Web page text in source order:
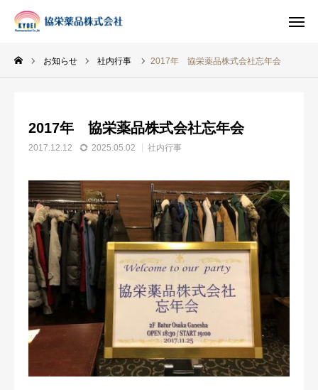
お知らせ 社内行事 2017年 協栄薬品株式会社忘年会
2017年 協栄薬品株式会社忘年会
2017.12.12 2025.05.02 社内行事
LINE
企業情報
事業案内
ブログ
お知らせ
採用情報
お問い合わせ